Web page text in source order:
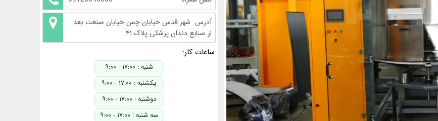
آدرس شهر قدس خیابان چمن خیابان صنعت بعد
از صنایع دندان پزشکی پلاک ۴۱
ساعات کار:
شنبه : ۱۷:۰۰ - ۹:۰۰
یکشنبه : ۱۷:۰۰ - ۹:۰۰
دوشنبه : ۱۷:۰۰ - ۹:۰۰
سه شنبه : ۱۷:۰۰ - ۹:۰۰